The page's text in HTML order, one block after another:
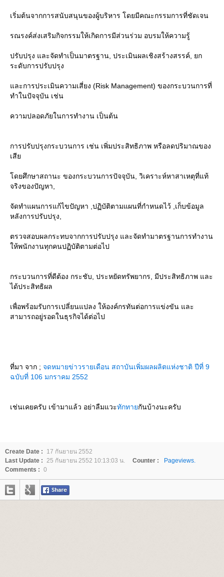
เริ่มต้นจากการสนับสนุนของผู้บริหาร โดยมีคณะกรรมการที่ชัดเจน
รณรงค์ส่งเสริมกิจกรรมให้เกิดการมีส่วนร่วม อบรมให้ความรู้
ปรับปรุง และจัดทำเป็นมาตรฐาน, ประเมินผลเชิงสร้างสรรค์, ยก
ระดับการปรับปรุง
ละการประเมินความเสี่ยง (Risk Management) ของกระบวนการที่
ทำในปัจจุบัน เช่น
ความปลอดภัยในการทำงาน เป็นต้น
การปรับปรุงกระบวนการ เช่น เพิ่มประสิทธิภาพ หรือลดปริมาณของ
เสี
ดยศึกษาสถานะ ของกระบวนการปัจจุบัน, วิเคราะห์หาสาเหตุที่แท้
จริงของปัญหา,
จัดทำแผนการแก้ไขปัญหา ,ปฏิบัติตามแผนที่กำหนดไว้ ,เก็บข้อมูล
หลังการปรับปรุง,
ตรวจสอบผลกระทบจากการปรับปรุง และจัดทำมาตรฐานการทำงาน
ห้พนักงานทุกคนปฏิบัติตามต่อไป
กระบวนการที่ดีต้อง กระชับ, ประหยัดทรัพยากร, มีประสิทธิภาพ และ
ได้ประสิทธิผล
เพื่อพร้อมรับการเปลี่ยนแปลง ให้องค์กรทันต่อการแข่งขัน และ
สามารถอยู่รอดในธุรกิจได้ต่อไป
ที่มา จาก ; จดหมายข่าวรายเดือน สถาบันเพิ่มผลผลิตแห่งชาติ ปีที่ 9
ฉบับที่ 106 มกราคม 2552
เช่นเคยครับ เข้ามาแล้ว อย่าลืมแวะทักทากันบ้างนะครับ
Create Date :
17 กันยายน 2552
Last Update : 25 กันยายน 2552 10:13:03 น. Counter :
Pageviews.
Comments : 0